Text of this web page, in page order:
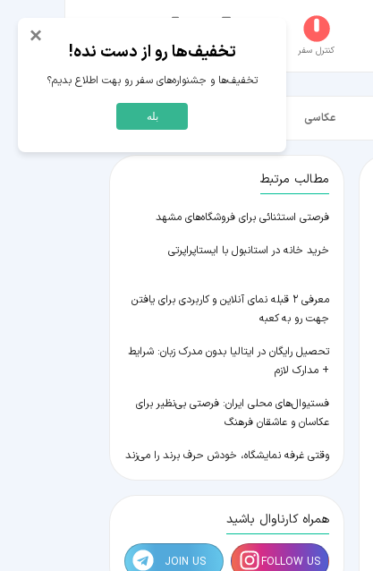
کنترل سفر عکاسخانه سفر‌های من حساب کاربری
عکاسی
مطالب مرتبط
فرصتی استثنائی برای فروشگاه‌های مشهد
خرید خانه در استانبول با ایستاپراپرتی
معرفی ۲ قبله نمای آنلاین و کاربردی برای یافتن
جهت رو به کعبه
تحصیل رایگان در ایتالیا بدون مدرک زبان: شرایط
+ مدارک لازم
فستیوال‌های محلی ایران: فرصتی بی‌نظیر برای
عکاسان و عاشقان فرهنگ
وقتی غرفه نمایشگاه، خودش حرف برند را می‌زند
همراه کارناوال باشید
FOLLOW US
JOIN US
×
تخفیف‌ها رو از دست نده!
تخفیف‌ها و جشنواره‌های سفر رو بهت اطلاع بدیم؟
بله